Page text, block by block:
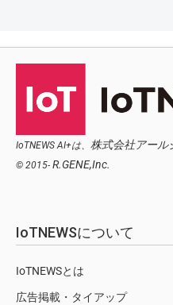
IoTNEWS AI+は、 株式会社アール
© 2015- R.GENE,Inc.
IoTNEWSについて
IoTNEWSとは
広告掲載・タイアップ